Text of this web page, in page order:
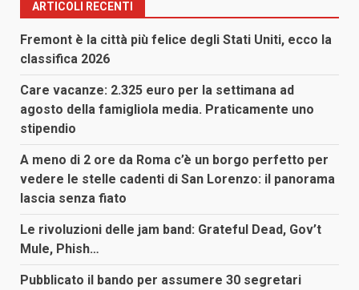
ARTICOLI RECENTI
Fremont è la città più felice degli Stati Uniti, ecco la
classifica 2026
Care vacanze: 2.325 euro per la settimana ad
agosto della famigliola media. Praticamente uno
stipendio
A meno di 2 ore da Roma c’è un borgo perfetto per
vedere le stelle cadenti di San Lorenzo: il panorama
lascia senza fiato
Le rivoluzioni delle jam band: Grateful Dead, Gov’t
Mule, Phish…
Pubblicato il bando per assumere 30 segretari